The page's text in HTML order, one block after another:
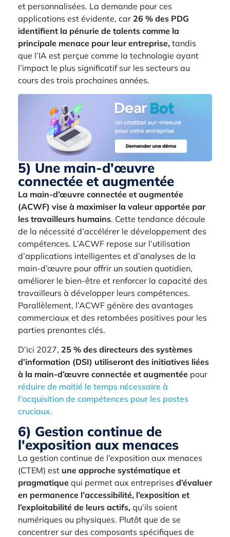
et personnalisées. La demande pour ces
applications est évidente, car 26 % des PDG
identifient la pénurie de talents comme la
principale menace pour leur entreprise, tandis
que l’IA est perçue comme la technologie ayant
l’impact le plus significatif sur les secteurs au
cours des trois prochaines années.
5) Une main-d'œuvre
connectée et augmentée
La main-d’œuvre connectée et augmentée
(ACWF) vise à maximiser la valeur apportée par
les travailleurs humains. Cette tendance découle
de la nécessité d’accélérer le développement des
compétences. L’ACWF repose sur l’utilisation
d’applications intelligentes et d’analyses de la
main-d’œuvre pour offrir un soutien quotidien,
améliorer le bien-être et renforcer la capacité des
travailleurs à développer leurs compétences.
Parallèlement, l’ACWF génère des avantages
commerciaux et des retombées positives pour les
parties prenantes clés.
D’ici 2027, 25 % des directeurs des systèmes
d’information (DSI) utiliseront des initiatives liées
à la main-d’œuvre connectée et augmentée pour
réduire de moitié le temps nécessaire à
l’acquisition de compétences pour les postes
cruciaux.
6) Gestion continue de
l'exposition aux menaces
La gestion continue de l’exposition aux menaces
(CTEM) est une approche systématique et
pragmatique qui permet aux entreprises d’évaluer
en permanence l’accessibilité, l’exposition et
l’exploitabilité de leurs actifs, qu’ils soient
numériques ou physiques. Plutôt que de se
concentrer sur des composants spécifiques de